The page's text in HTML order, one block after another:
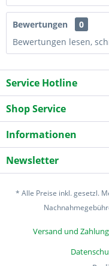
Bewertungen
0
Bewertungen lesen,
Service Hotline
Shop Service
Informationen
Newsletter
* Alle Preise inkl. gesetzl.
Versand und